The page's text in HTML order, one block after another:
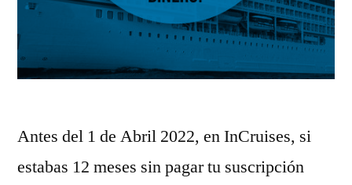
Antes del 1 de Abril 2022, en InCruises, si
estabas 12 meses sin pagar tu suscripción